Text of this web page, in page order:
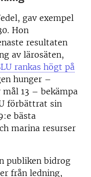
gav exempel
Hon
resultaten
av lärosäten,
rankas högt på
hunger –
mål 13 – bekämpa
förbättrat sin
bästa
marina resurser
publiken bidrog
från ledning,